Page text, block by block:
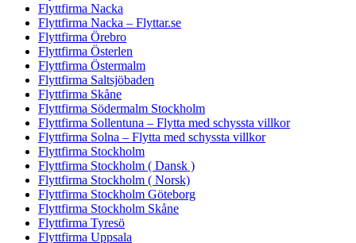
Flyttfirma Nacka
Flyttfirma Nacka – Flyttar.se
Flyttfirma Örebro
Flyttfirma Österlen
Flyttfirma Östermalm
Flyttfirma Saltsjöbaden
Flyttfirma Skåne
Flyttfirma Södermalm Stockholm
Flyttfirma Sollentuna – Flytta med schyssta villkor
Flyttfirma Solna – Flytta med schyssta villkor
Flyttfirma Stockholm
Flyttfirma Stockholm ( Dansk )
Flyttfirma Stockholm ( Norsk)
Flyttfirma Stockholm Göteborg
Flyttfirma Stockholm Skåne
Flyttfirma Tyresö
Flyttfirma Uppsala